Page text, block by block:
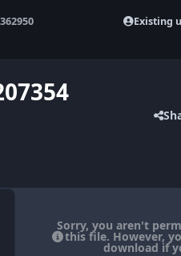
Existing
Sorry, you aren't
this file. However,
download if